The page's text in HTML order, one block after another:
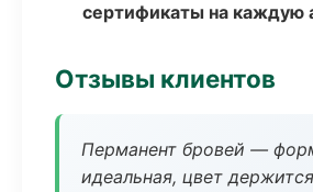
сертификаты на каждую
Отзывы клиентов
Перманент бровей —
идеальная, цвет